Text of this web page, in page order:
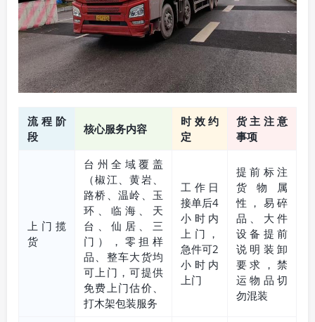
流程阶
段
核心服务内容
时效约
定
货主注意
事项
上门揽
货
台州全域覆盖
（椒江、黄岩、
路桥、温岭、玉
环、临海、天
台、仙居、三
门），零担样
品、整车大货均
可上门，可提供
免费上门估价、
打木架包装服务
工作日
接单后4
小时内
上门，
急件可2
小时内
上门
提前标注
货物属
性，易碎
品、大件
设备提前
说明装卸
要求，禁
运物品切
勿混装